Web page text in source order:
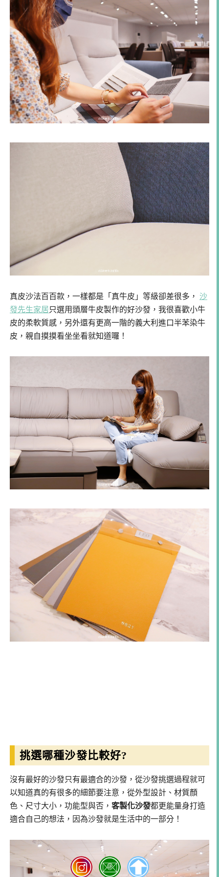
真皮沙法百百款，一樣都是「真牛皮」等級卻差很多， 沙
發先生家居只選用頭層牛皮製作的好沙發，我很喜歡小牛
皮的柔軟質感，另外還有更高一階的義大利進口半苯染牛
皮，親自摸摸看坐坐看就知道囉！
挑選哪種沙發比較好?
沒有最好的沙發只有最適合的沙發，從沙發挑選過程就可
以知道真的有很多的細節要注意，從外型設計、材質顏
色、尺寸大小，功能型與否， 客製化沙發都更能量身打造
適合自己的想法，因為沙發就是生活中的一部分！